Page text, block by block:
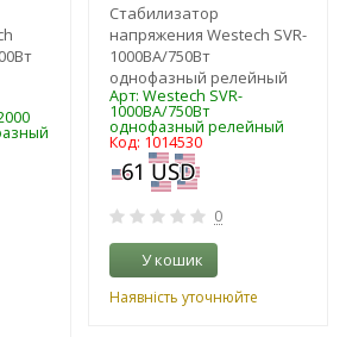
Стабилизатор
напряжения Westech SVR-
1000ВA/750Вт
однофазный релейный
Арт: Westech SVR-
1000ВA/750Вт
однофазный релейный
Код: 1014530
0
У кошик
Наявність уточнюйте